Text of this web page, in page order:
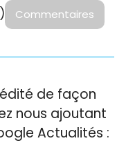
Commentaires
de façon
nous ajoutant
Actualités :